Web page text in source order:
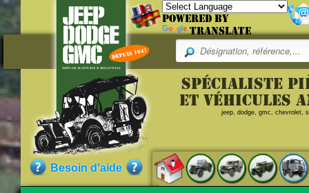
Powered by
Translate
Besoin d'aide
Spécialiste
et véhicules
jeep, dodge, gmc, chevrolet,
Merci de remplir le
E-mail :
Commentaire (Max 500
Référence
KT2330S_019
Qualité :NEUFPièce neuve de fabrication